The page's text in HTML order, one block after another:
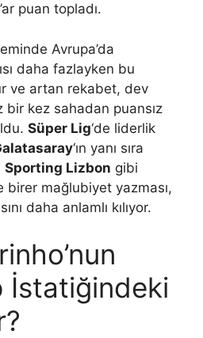
puan topladı.
Avrupa’da
daha fazlayken bu
ve artan rekabet, dev
kez sahadan puansız
Süper Lig‘de liderlik
‘ın yanı sıra
Sporting Lizbon gibi
birer mağlubiyet yazması,
daha anlamlı kılıyor.
İstatiğindeki